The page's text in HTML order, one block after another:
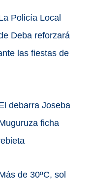
Policía Local
Deba reforzará
las fiestas de
debarra Joseba
ficha
de 30ºC, sol